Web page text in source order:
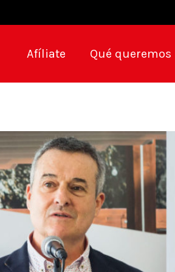
Afíliate Qué queremos